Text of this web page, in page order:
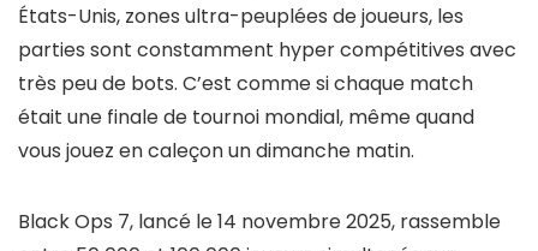
États-Unis, zones ultra-peuplées de joueurs, les
parties sont constamment hyper compétitives avec
très peu de bots. C’est comme si chaque match
était une finale de tournoi mondial, même quand
vous jouez en caleçon un dimanche matin.
Black Ops 7, lancé le 14 novembre 2025, rassemble